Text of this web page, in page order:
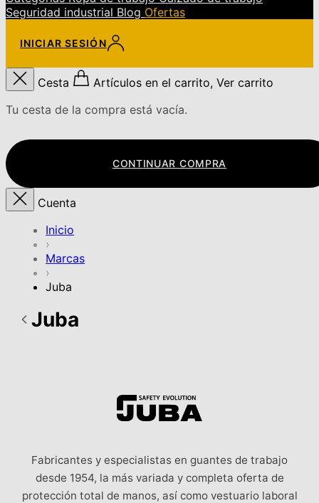
Seguridad industrial Blog Ofertas
INICIAR SESIÓN
Cesta
Artículos en el carrito, Ver carrito
Tu cesta de la compra está vacía.
CONTINUAR COMPRA
Cuenta
Inicio
›
Marcas
›
Juba
Juba
Fabricantes y especialistas en guantes de trabajo
desde 1954, la más variada y completa oferta de
protección total de manos, así como vestuario laboral